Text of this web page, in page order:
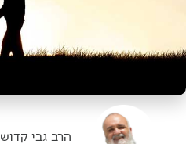
הרב גבי קדוש